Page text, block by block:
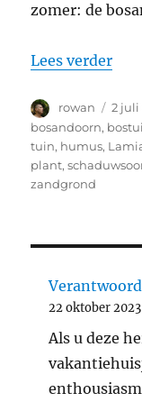
zomer: de
Lees verder
Auteur
rowan
op
2 juli
bosandoorn,
tuin, humus,
plant,
zandgrond
22 oktober 2023
Als u deze